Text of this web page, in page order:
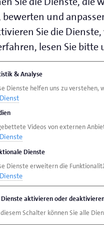
aus den
freie Plätze.
der
Européennes
den Europäischen
Kreative und
jedes Jahr ihre
die Schulter und
den Bereichen
in Rochefort
und
Sie die
lesen Sie bitte
& Analyse
Dienste helfen uns zu verstehen,
Dienst
Videos von externen
Dienste
Dienste
Dienste erweitern die
Dienste
Dienste aktivieren oder
Schalter können Sie alle